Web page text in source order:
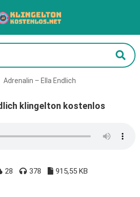
Adrenalin – Ella Endlich
klingelton kostenlos
28 378 915,55 KB